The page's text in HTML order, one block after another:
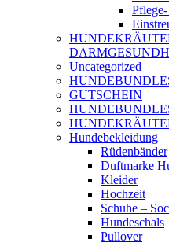
Uncategorized
GUTSCHEIN
Hundebekleidung
Rüdenbänder
Duftmarke
Kleider
Hochzeit
Schuhe –
Hundeschals
Pullover